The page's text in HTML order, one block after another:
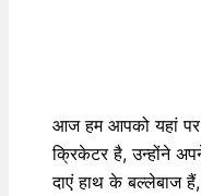
आज हम आपको यहां
क्रिकेटर है, उन्होंने
दाएं हाथ के बल्लेबाज